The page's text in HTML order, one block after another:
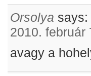
Orsolya says:
2010. február
avagy a